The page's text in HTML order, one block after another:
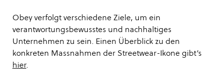
Obey verfolgt verschiedene Ziele, um ein
verantwortungsbewusstes und nachhaltiges
Unternehmen zu sein. Einen Überblick zu den
konkreten Massnahmen der Streetwear-Ikone gibt’s
hier.